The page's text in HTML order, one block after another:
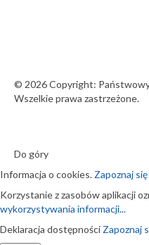
© 2026 Copyright:
Wszelkie prawa zastrzeżone.
Do góry
Informacja o cookies. Zapoznaj
Korzystanie z zasobów aplikacji
wykorzystywania informacji...
Deklaracja dostępności Zapoznaj